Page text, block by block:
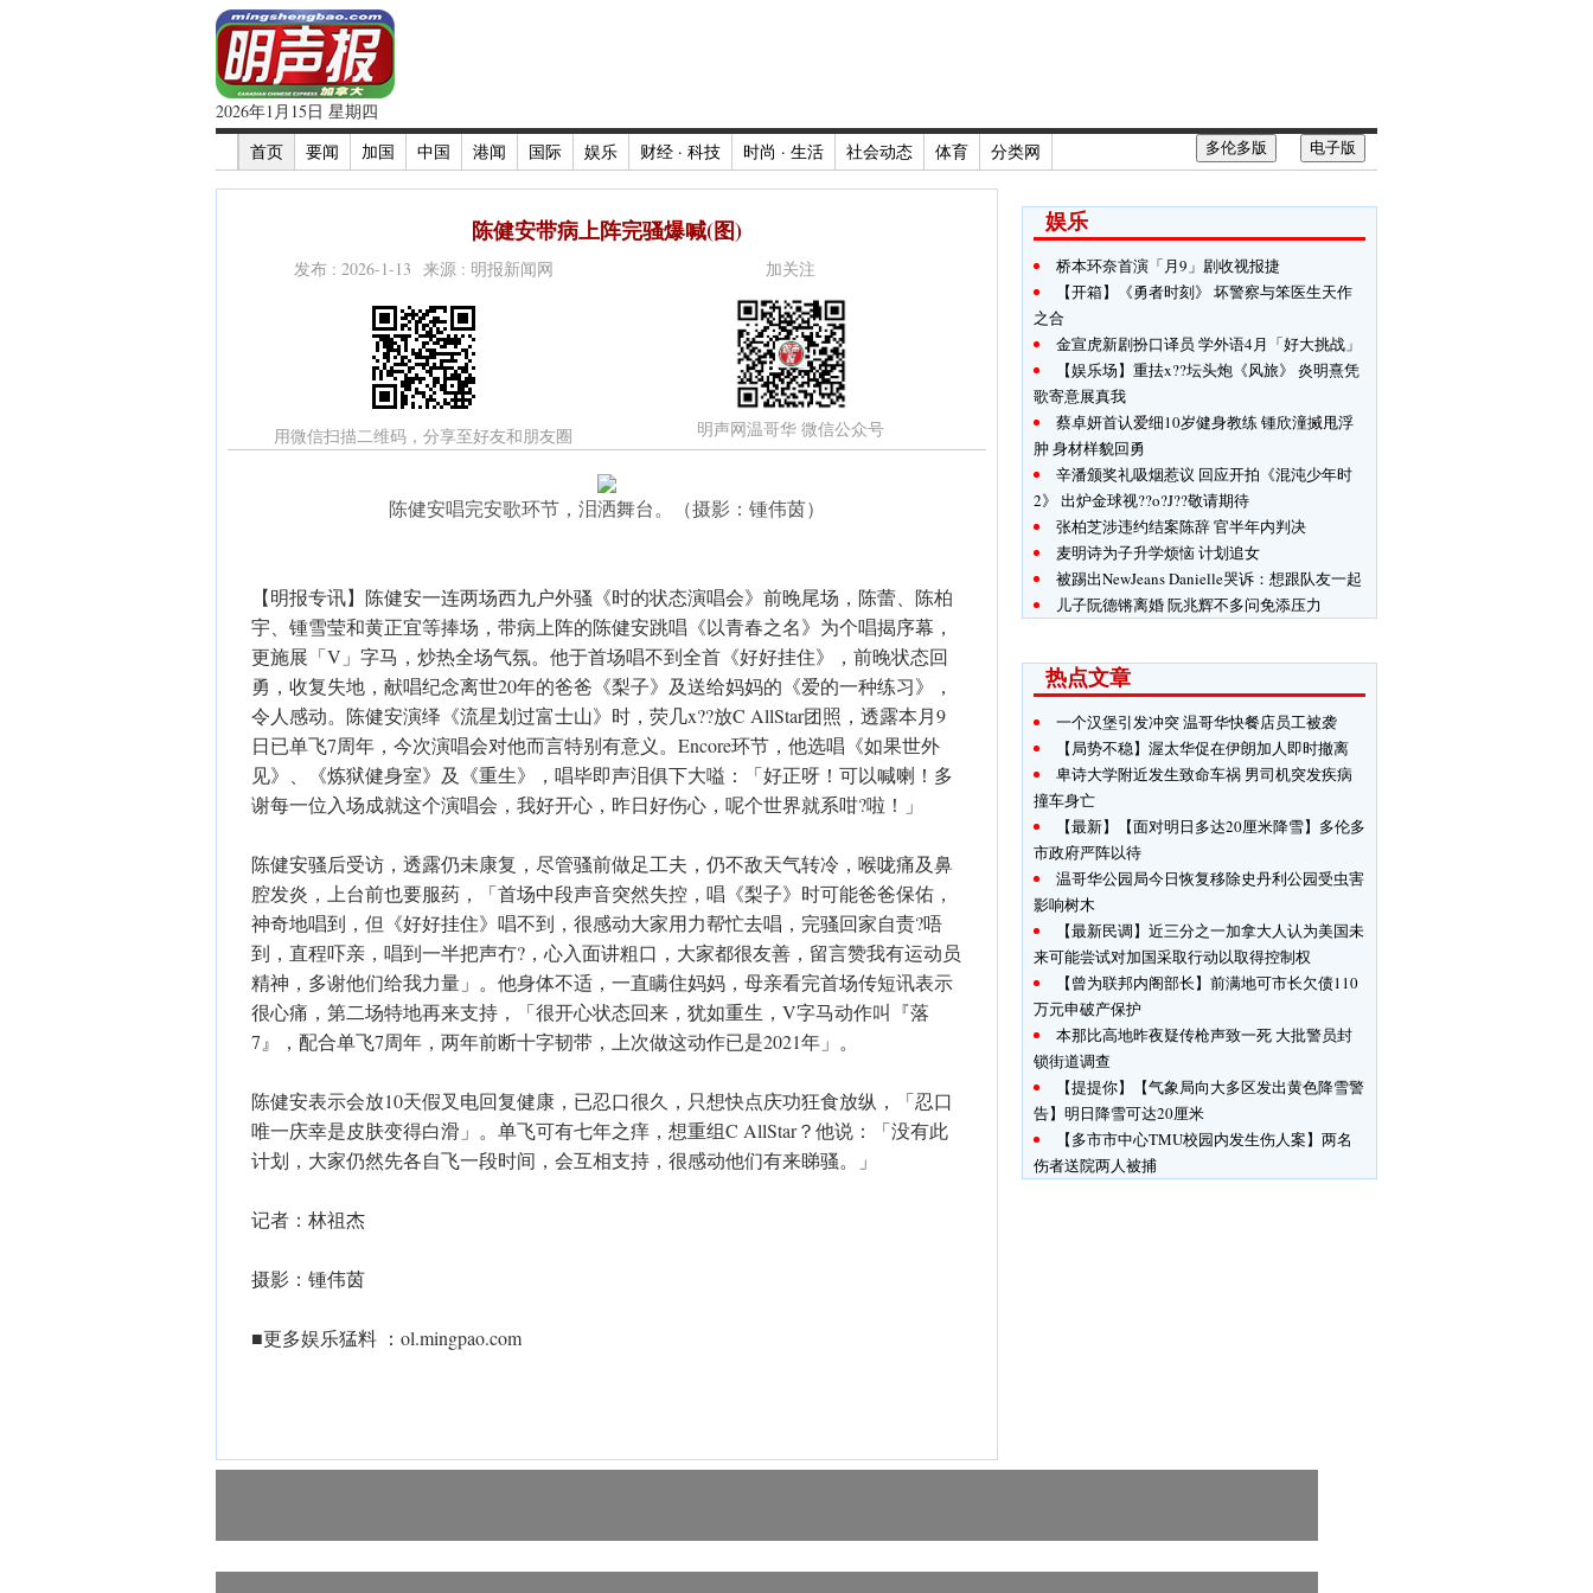
2026年1月15日 星期四
首页
要闻 加国 中国 港闻 国际 娱乐 财经 · 科技 时尚 · 生活 社会动态 体育 分类网 电子版
多伦多版
陈健安带病上阵完骚爆喊(图)
发布 : 2026-1-13 来源 : 明报新闻网
用微信扫描二维码，分享至好友和朋友圈
加关注
明声网温哥华 微信公众号
陈健安唱完安歌环节，泪洒舞台。（摄影：锺伟茵）
【明报专讯】陈健安一连两场西九户外骚《时的状态演唱会》前晚尾场，陈蕾、陈柏
宇、锺雪莹和黄正宜等捧场，带病上阵的陈健安跳唱《以青春之名》为个唱揭序幕，
更施展「V」字马，炒热全场气氛。他于首场唱不到全首《好好挂住》，前晚状态回
勇，收复失地，献唱纪念离世20年的爸爸《梨子》及送给妈妈的《爱的一种练习》，
令人感动。陈健安演绎《流星划过富士山》时，荧几x??放C AllStar团照，透露本月9
日已单飞7周年，今次演唱会对他而言特别有意义。Encore环节，他选唱《如果世外
见》、《炼狱健身室》及《重生》，唱毕即声泪俱下大嗌：「好正呀！可以喊喇！多
谢每一位入场成就这个演唱会，我好开心，昨日好伤心，呢个世界就系咁?啦！」
陈健安骚后受访，透露仍未康复，尽管骚前做足工夫，仍不敌天气转冷，喉咙痛及鼻
腔发炎，上台前也要服药，「首场中段声音突然失控，唱《梨子》时可能爸爸保佑，
神奇地唱到，但《好好挂住》唱不到，很感动大家用力帮忙去唱，完骚回家自责?唔
到，直程吓亲，唱到一半把声冇?，心入面讲粗口，大家都很友善，留言赞我有运动员
精神，多谢他们给我力量」。他身体不适，一直瞒住妈妈，母亲看完首场传短讯表示
很心痛，第二场特地再来支持，「很开心状态回来，犹如重生，V字马动作叫『落
7』，配合单飞7周年，两年前断十字韧带，上次做这动作已是2021年」。
陈健安表示会放10天假叉电回复健康，已忍口很久，只想快点庆功狂食放纵，「忍口
唯一庆幸是皮肤变得白滑」。单飞可有七年之痒，想重组C AllStar？他说：「没有此
计划，大家仍然先各自飞一段时间，会互相支持，很感动他们有来睇骚。」
记者：林祖杰
摄影：锺伟茵
■更多娱乐猛料 ：ol.mingpao.com
娱乐
桥本环奈首演「月9」剧收视报捷
【开箱】《勇者时刻》 坏警察与笨医生天作
之合
金宣虎新剧扮口译员 学外语4月「好大挑战」
【娱乐场】重抾x??坛头炮《风旅》 炎明熹凭
歌寄意展真我
蔡卓妍首认爱细10岁健身教练 锺欣潼搣甩浮
肿 身材样貌回勇
辛潘颁奖礼吸烟惹议 回应开拍《混沌少年时
2》 出炉金球视??o?J??敬请期待
张柏芝涉违约结案陈辞 官半年内判决
麦明诗为子升学烦恼 计划追女
被踢出NewJeans Danielle哭诉：想跟队友一起
儿子阮德锵离婚 阮兆辉不多问免添压力
热点文章
一个汉堡引发冲突 温哥华快餐店员工被袭
【局势不稳】渥太华促在伊朗加人即时撤离
卑诗大学附近发生致命车祸 男司机突发疾病
撞车身亡
【最新】【面对明日多达20厘米降雪】多伦多
市政府严阵以待
温哥华公园局今日恢复移除史丹利公园受虫害
影响树木
【最新民调】近三分之一加拿大人认为美国未
来可能尝试对加国采取行动以取得控制权
【曾为联邦内阁部长】前满地可市长欠债110
万元申破产保护
本那比高地昨夜疑传枪声致一死 大批警员封
锁街道调查
【提提你】【气象局向大多区发出黄色降雪警
告】明日降雪可达20厘米
【多市市中心TMU校园内发生伤人案】两名
伤者送院两人被捕